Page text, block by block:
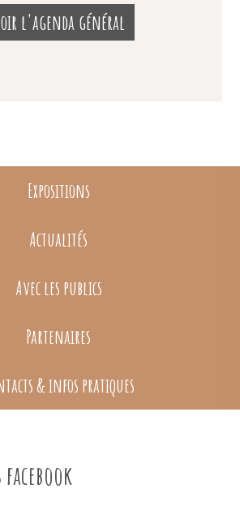
l'agenda général
Expositions
Actualités
Avec les publics
Partenaires
& infos pratiques
facebook